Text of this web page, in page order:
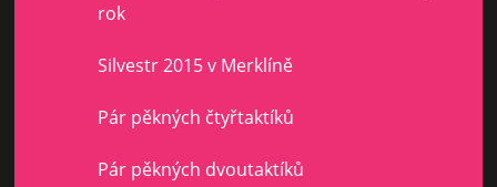
rok
Silvestr 2015 v Merklíně
Pár pěkných čtyřtaktíků
Pár pěkných dvoutaktíků